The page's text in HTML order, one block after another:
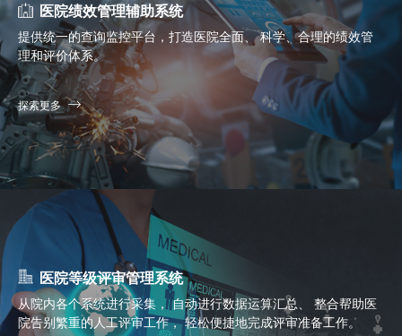
医院绩效管理辅助系统
提供统一的查询监控平台，打造医院全面、 科学、合理的绩效管
理和评价体系。
探索更多
医院等级评审管理系统
从院内各个系统进行采集， 自动进行数据运算汇总、 整合帮助医
院告别繁重的人工评审工作， 轻松便捷地完成评审准备工作。